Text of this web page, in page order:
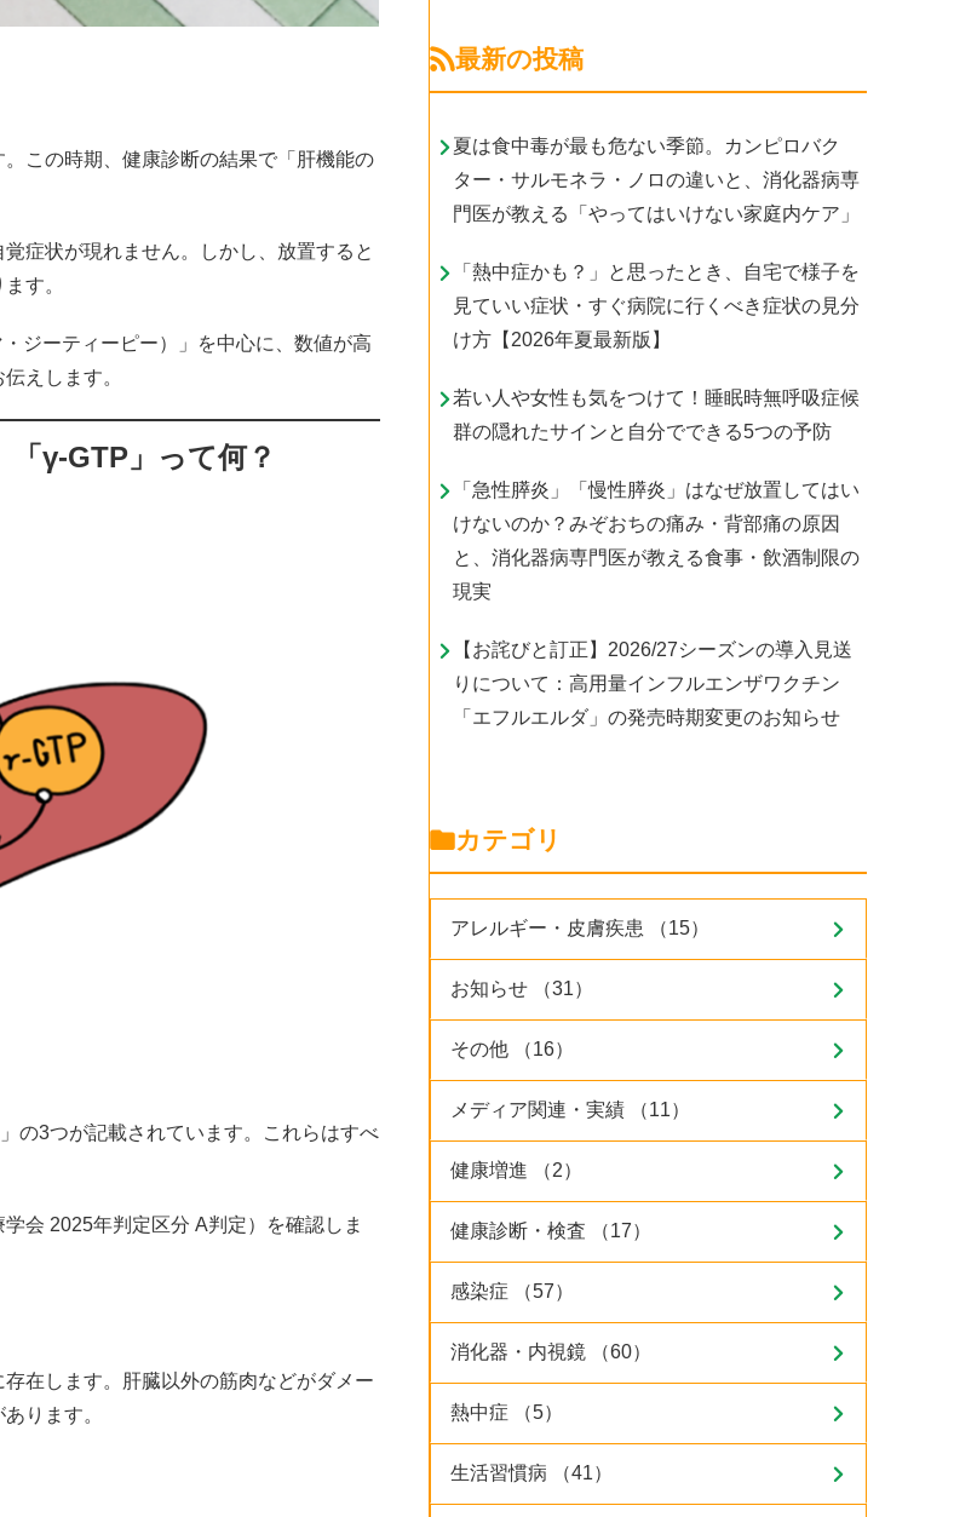
この時期、健康診断の結果で「肝機能の
症状が現れません。しかし、放置すると
す。
ジーティーピー）」を中心に、数値が高
えします。
γ-GTP」って何？
の3つが記載されています。これらはすべ
会 2025年判定区分 A判定）を確認しま
在します。肝臓以外の筋肉などがダメー
ります。
最新の投稿
夏は食中毒が最も危ない季節。カンピロバク
ター・サルモネラ・ノロの違いと、消化器病専
門医が教える「やってはいけない家庭内ケア」
「熱中症かも？」と思ったとき、自宅で様子を
見ていい症状・すぐ病院に行くべき症状の見分
け方【2026年夏最新版】
若い人や女性も気をつけて！睡眠時無呼吸症候
群の隠れたサインと自分でできる5つの予防
「急性膵炎」「慢性膵炎」はなぜ放置してはい
けないのか？みぞおちの痛み・背部痛の原因
と、消化器病専門医が教える食事・飲酒制限の
現実
【お詫びと訂正】2026/27シーズンの導入見送
りについて：高用量インフルエンザワクチン
「エフルエルダ」の発売時期変更のお知らせ
カテゴリ
アレルギー・皮膚疾患 （15）
お知らせ （31）
その他 （16）
メディア関連・実績 （11）
健康増進 （2）
健康診断・検査 （17）
感染症 （57）
消化器・内視鏡 （60）
熱中症 （5）
生活習慣病 （41）